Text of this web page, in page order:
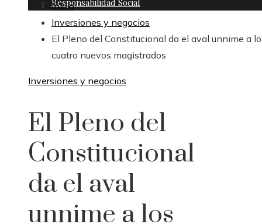
Responsabilidad Social
Inicio
Inversiones y negocios
El Pleno del Constitucional da el aval unnime a
cuatro nuevos magistrados
Inversiones y negocios
El Pleno del
Constitucional
da el aval
unnime a los